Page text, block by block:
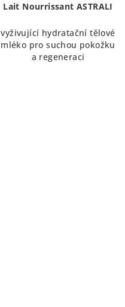
Lait Nourrissant ASTRALI
vyživující hydratační tělové
mléko pro suchou pokožku
a regeneraci